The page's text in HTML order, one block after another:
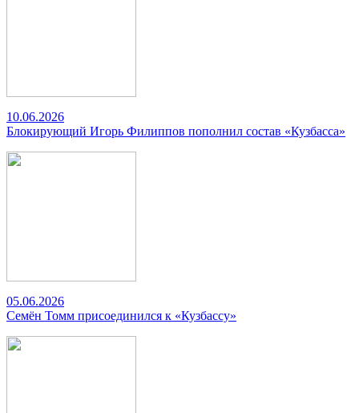
10.06.2026
Блокирующий Игорь Филиппов пополнил состав «Кузбасса»
05.06.2026
Семён Томм присоединился к «Кузбассу»